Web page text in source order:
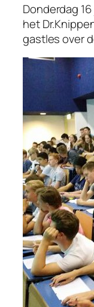
Donderdag
het
gastles over